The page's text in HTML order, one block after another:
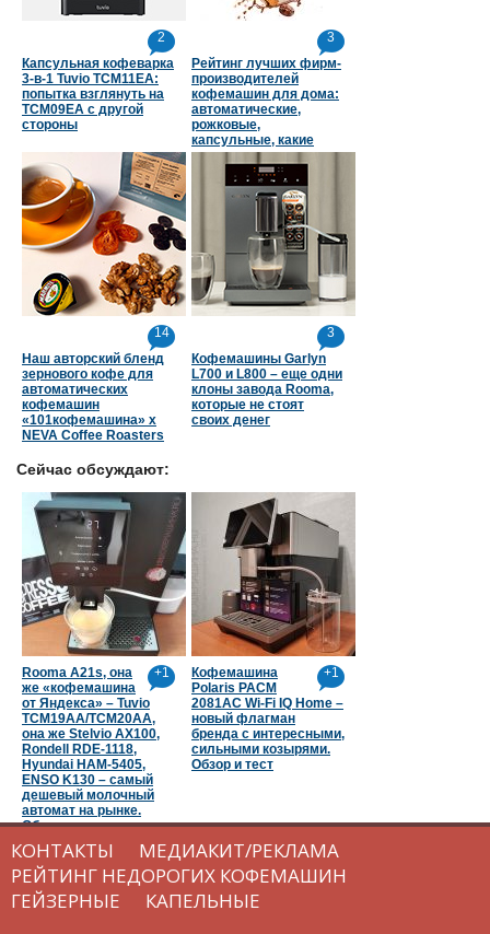
2
Капсульная кофеварка
3-в-1 Tuvio TCM11EA:
попытка взглянуть на
TCM09EA с другой
стороны
3
Рейтинг лучших фирм-
производителей
кофемашин для дома:
автоматические,
рожковые,
капсульные, какие
страны в топе
14
Наш авторский бленд
зернового кофе для
автоматических
кофемашин
«101кофемашина» х
NEVA Coffee Roasters
3
Кофемашины Garlyn
L700 и L800 – еще одни
клоны завода Rooma,
которые не стоят
своих денег
Сейчас обсуждают:
+1
Rooma A21s, она
же «кофемашина
от Яндекса» – Tuvio
TCM19AA/TCM20AA,
она же Stelvio AX100,
Rondell RDE-1118,
Hyundai HAM-5405,
ENSO K130 – самый
дешевый молочный
автомат на рынке.
Обзор и тест
+1
Кофемашина
Polaris PACM
2081AC Wi-Fi IQ Home –
новый флагман
бренда с интересными,
сильными козырями.
Обзор и тест
КОНТАКТЫ
МЕДИАКИТ/РЕКЛАМА
РЕЙТИНГ НЕДОРОГИХ КОФЕМАШИН
ГЕЙЗЕРНЫЕ
КАПЕЛЬНЫЕ